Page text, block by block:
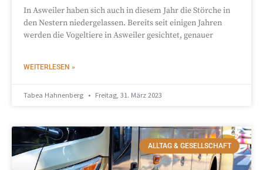
In Asweiler haben sich auch in diesem Jahr die Störche in
den Nestern niedergelassen. Bereits seit einigen Jahren
werden die Vogeltiere in Asweiler gesichtet, genauer
WEITERLESEN »
Tabea Hahnenberg Freitag, 31. März 2023
ALLTAG & GESELLSCHAFT